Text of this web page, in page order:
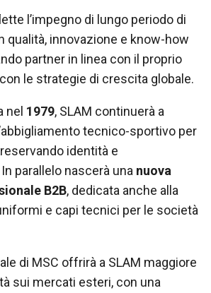
l’impegno di lungo periodo di
qualità, innovazione e know-how
partner in linea con il proprio
le strategie di crescita globale.
nel 1979, SLAM continuerà a
tecnico-sportivo per
identità e
parallelo nascerà una nuova
B2B, dedicata anche alla
e capi tecnici per le società
di MSC offrirà a SLAM maggiore
sui mercati esteri, con una